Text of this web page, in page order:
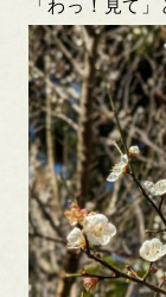
「わっ！見て